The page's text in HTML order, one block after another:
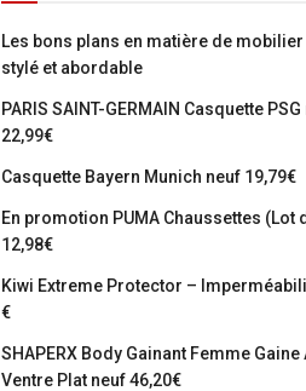
Les bons plans en matière de
stylé et abordable
PARIS SAINT-GERMAIN Casquette
22,99€
Casquette Bayern Munich neuf 19,79€
En promotion PUMA Chaussettes (Lot
12,98€
Kiwi Extreme Protector –
€
SHAPERX Body Gainant Femme
Ventre Plat neuf 46,20€